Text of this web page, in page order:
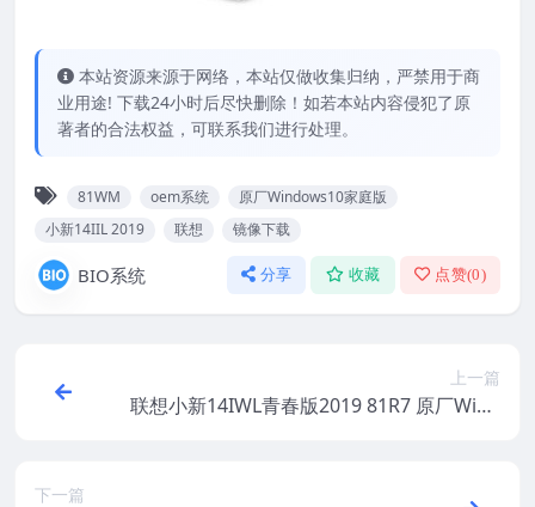
本站资源来源于网络，本站仅做收集归纳，严禁用于商
业用途! 下载24小时后尽快删除！如若本站内容侵犯了原
著者的合法权益，可联系我们进行处理。
81WM oem系统
原厂Windows10家庭版
小新14IIL 2019
联想 镜像下载
BIO系统 分享 收藏 点赞(0)
上一篇
联想小新14IWL青春版2019 81R7 原厂Wind
下一篇